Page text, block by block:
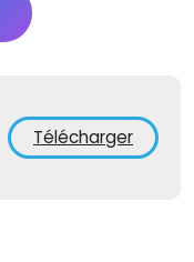
Télécharger